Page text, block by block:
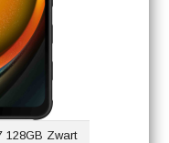
128GB Zwart